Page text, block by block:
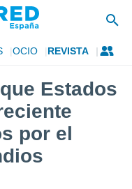
OCIO REVISTA
Estados
por el